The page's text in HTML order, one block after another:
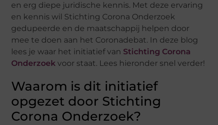
en erg diepe juridische kennis. Met deze ervaring
en kennis wil Stichting Corona Onderzoek
gedupeerde en de maatschappij helpen door
mee te doen aan het Coronadebat. In deze blog
lees je waar het initiatief van Stichting Corona
Onderzoek voor staat. Lees hieronder snel verder!
Waarom is dit initiatief
opgezet door Stichting
Corona Onderzoek?